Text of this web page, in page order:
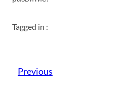
Tagged in :
Previous